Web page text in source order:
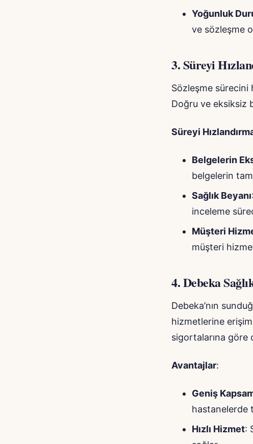
Yoğunluk
ve sözleşme
3.Süreyi
Sözleşme sürecini
Doğru ve eksiksiz
Süreyi
Belgelerin
belgelerin tam
Sağlık Beyanı
inceleme
Müşteri
müşteri
4.Debeka
Debeka’nın
hizmetlerine
sigortalarına göre
Avantajlar:
Geniş
hastanelerde
Hızlı Hizmet: